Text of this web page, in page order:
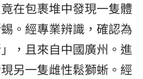
在包裹堆中發現一隻體
。經專業辨識，確認為
，且來自中國廣州。進
另一隻雌性鬆獅蜥。經